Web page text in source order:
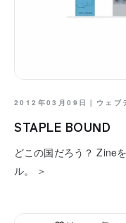
2012年03月09日｜ ウェブ
STAPLE BOUND
どこの国だろう？ Zine
ル。 ＞